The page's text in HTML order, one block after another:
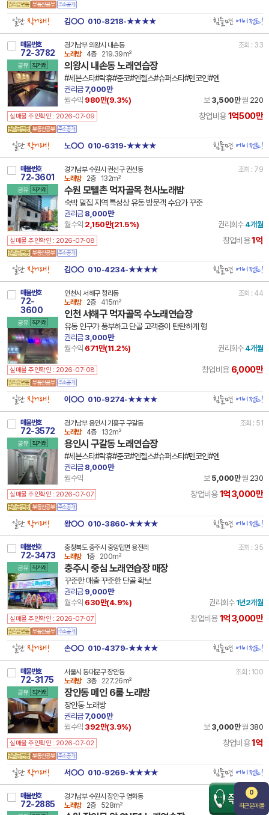
일단직거래! 김○○ 010-8218-★★★★ 힘들면에이전트!
매물번호
72-3782
공유 직거래
경기남부 의왕시 내손동
조회 : 33
노래방
4층 219.39m²
의왕시 내손동 노래연습장
#세븐스타#락휴#준코#엔젤스#슈퍼스타#텐코인#엔
권리금7,000만
월수익 980만(9.3%) 보 3,500만 월 220
실매물 주인확인 : 2026-07-09 창업비용1억500만
일단직거래! 노○○ 010-6319-★★★★ 힘들면에이전트!
매물번호
72-3601
공유 직거래
경기남부 수원시 권선구 권선동
조회 : 79
노래방
2층 132m²
수원 모텔촌 먹자골목 천사노래밤
숙박 밀집 지역 특성상 유동 방문객 수요가 꾸준
권리금8,000만
월수익 2,150만(21.5%) 권리회수 4개월
실매물 주인확인 : 2026-07-08 창업비용1억
일단직거래! 김○○ 010-4234-★★★★ 힘들면에이전트!
매물번호
72-
3600
공유 직거래
인천시 서해구 청라동
조회 : 44
노래방
2층 415m²
인천 서해구 먹자골목 수노래연습장
유동 인구가 풍부하고 단골 고객층이 탄탄하게 형
권리금3,000만
월수익 671만(11.2%) 권리회수 4개월
실매물 주인확인 : 2026-07-08 창업비용 6,000만
일단직거래! 이○○ 010-9274-★★★★ 힘들면에이전트!
매물번호
72-3572
공유 직거래
경기남부 용인시 기흥구 구갈동
조회 : 51
노래방
4층 132m²
용인시 구갈동 노래연습장
#세븐스타#락휴#준코#엔젤스#슈퍼스타#텐코인#엔
권리금8,000만
월수익
보5,000만 월 230
실매물 주인확인 : 2026-07-07 창업비용1억3,000만
일단직거래! 왕○○ 010-3860-★★★★ 힘들면에이전트!
매물번호
72-3473
공유 직거래
충청북도 충주시 중앙탑면 용전리
조회 : 35
노래방
1층 200m²
충주시 중심 노래연습장 매장
꾸준한 매출 꾸준한 단골 확보
권리금9,000만
월수익 630만(4.9%) 권리회수 1년2개월
실매물 주인확인 : 2026-07-07 창업비용1억3,000만
일단직거래! 손○○ 010-4379-★★★★ 힘들면에이전트!
매물번호
72-3175
공유 직거래
서울시 동대문구 장안동
조회 : 100
노래방
3층 227.26m²
장안동 메인 6룸 노래방
장안동 노래방
권리금7,000만
월수익 392만(3.9%) 보 3,000만 월 380
실매물 주인확인 : 2026-07-02 창업비용1억
일단직거래! 서○○ 010-9269-★★★★ 힘들면에이전트!
매물번호
72-2885
경기남부 수원시 장안구 영화동
조회 : 65
노래방
2층 528m²
0
최근본매물